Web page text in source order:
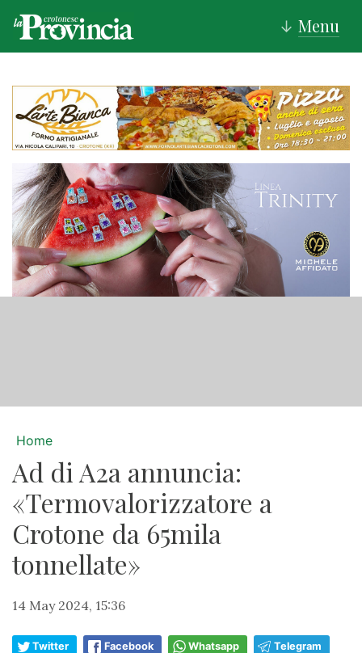
↓ Menu
Home
Ad di A2a annuncia:
«Termovalorizzatore a
Crotone da 65mila
tonnellate»
14 May 2024, 15:36
Twitter Facebook Whatsapp Telegram